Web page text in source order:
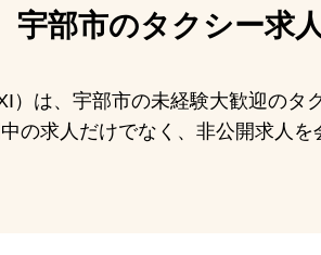
宇部市のタクシー求
）は、宇部市の未経験大歓迎のタ
の求人だけでなく、非公開求人を